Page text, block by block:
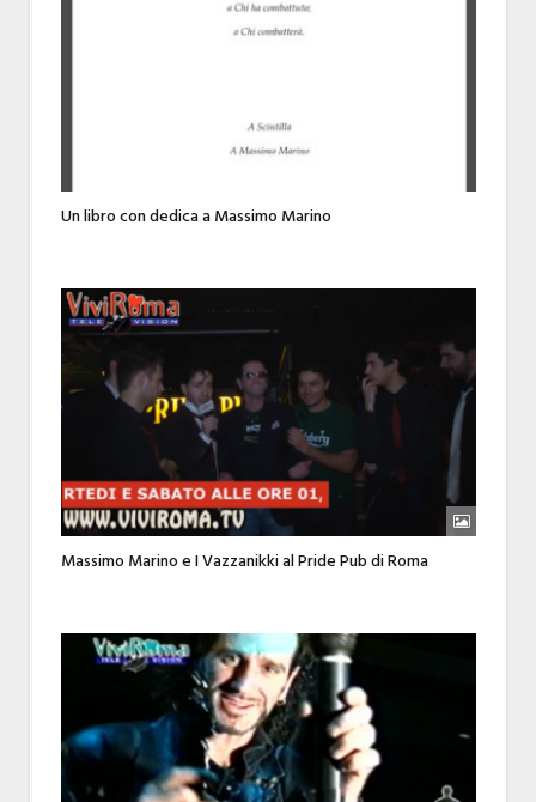
Un libro con dedica a Massimo Marino
Massimo Marino e I Vazzanikki al Pride Pub di Roma